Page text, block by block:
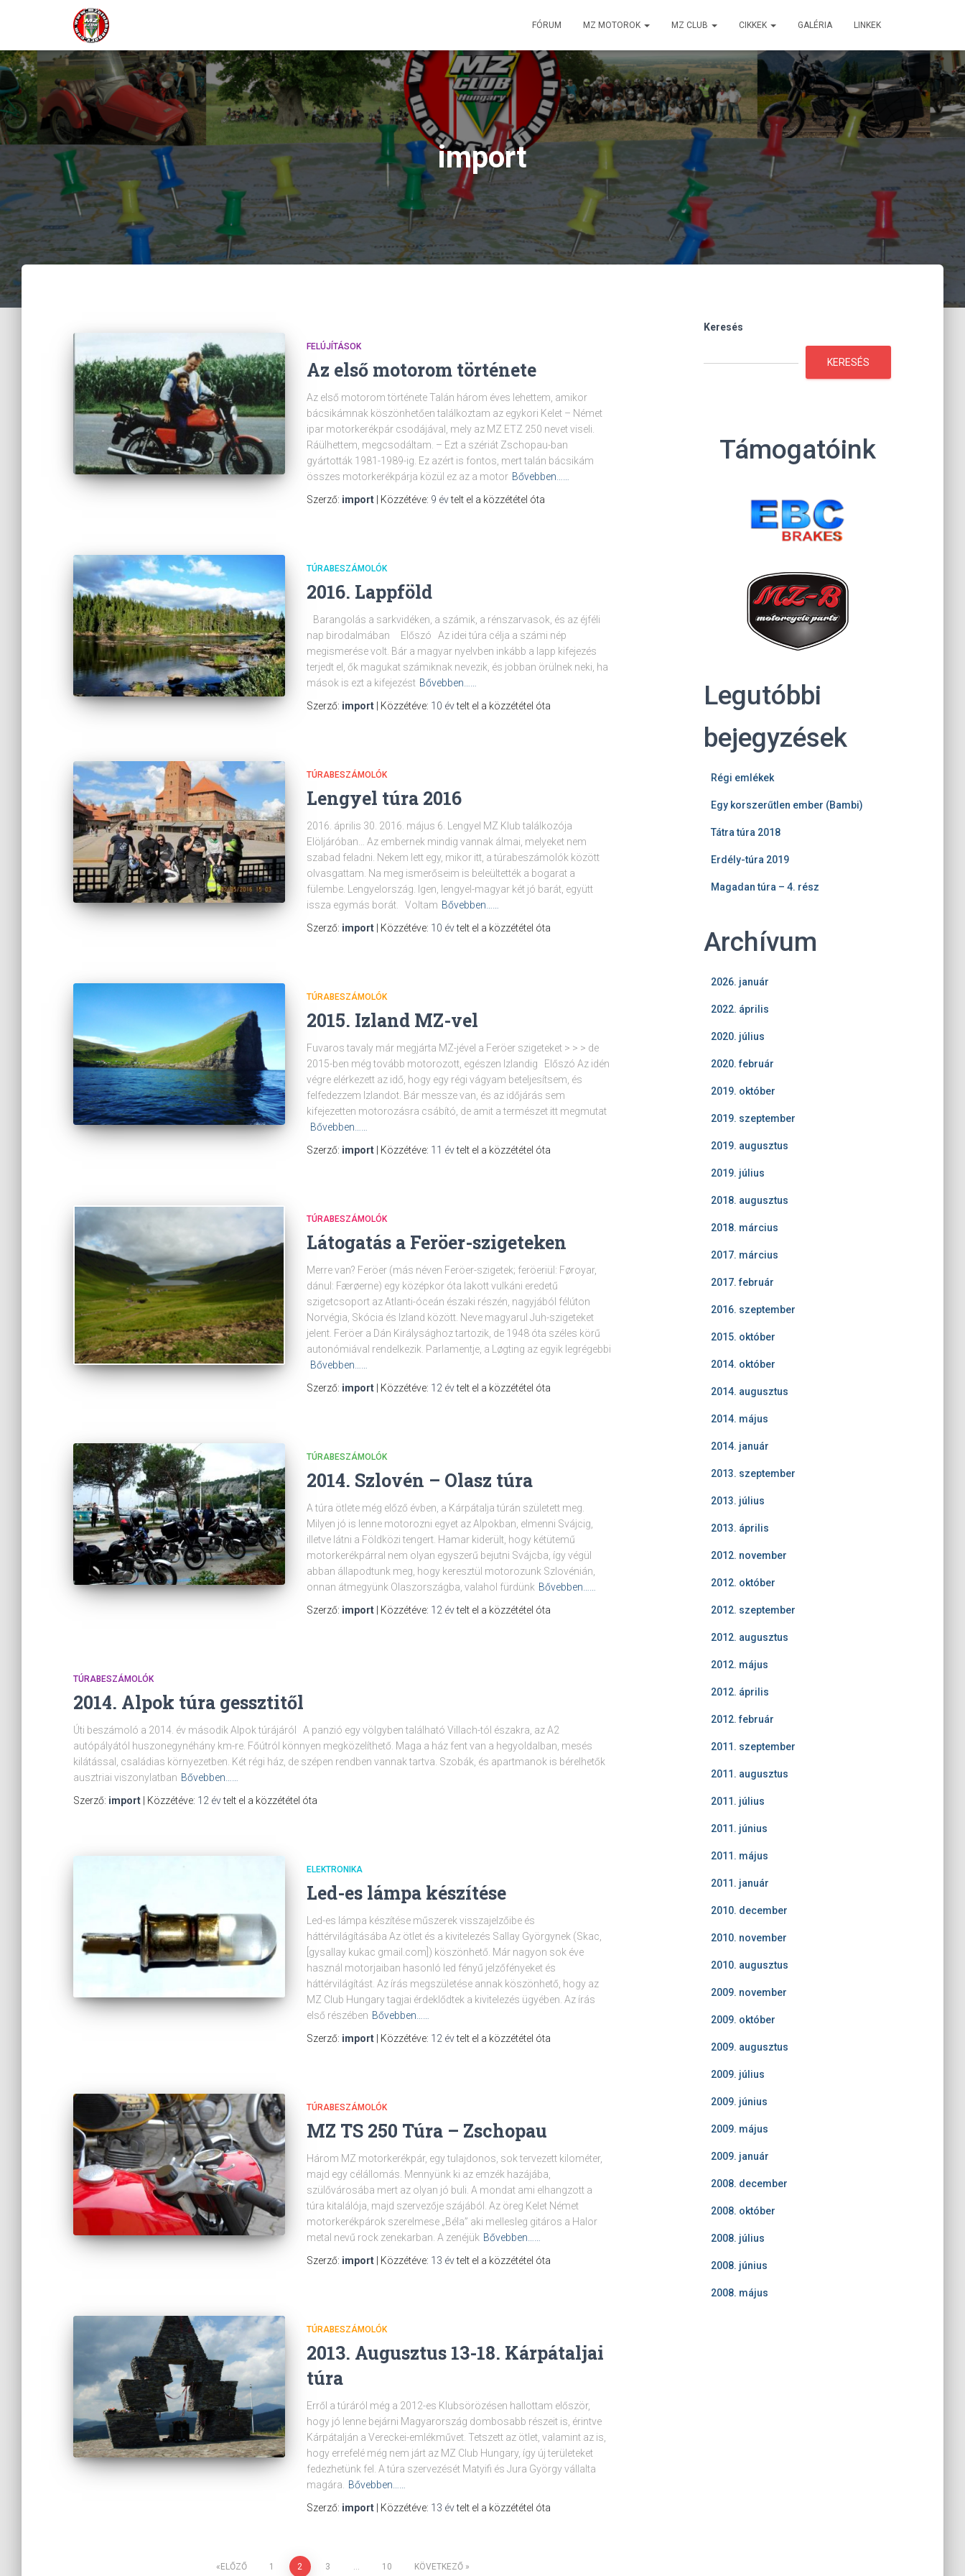
FÓRUM MZ MOTOROK MZ CLUB CIKKEK GALÉRIA LINKEK
import
FELÚJÍTÁSOK
Az első motorom története
Az első motorom története Talán három éves lehettem, amikor
bácsikámnak köszönhetően találkoztam az egykori Kelet – Német
ipar motorkerékpár csodájával, mely az MZ ETZ 250 nevet viseli.
Ráülhettem, megcsodáltam. – Ezt a szériát Zschopau-ban
gyártották 1981-1989-ig. Ez azért is fontos, mert talán bácsikám
összes motorkerékpárja közül ez az a motor Bővebben……
Szerző: import | Közzétéve: 9 évtelt el a közzététel óta
TÚRABESZÁMOLÓK
2016. Lappföld
Barangolás a sarkvidéken, a számik, a rénszarvasok, és az éjféli
nap birodalmában Előszó Az idei túra célja a számi nép
megismerése volt. Bár a magyar nyelvben inkább a lapp kifejezés
terjedt el, ők magukat számiknak nevezik, és jobban örülnek neki, ha
mások is ezt a kifejezést Bővebben……
Szerző: import | Közzétéve: 10 évtelt el a közzététel óta
TÚRABESZÁMOLÓK
Lengyel túra 2016
2016. április 30. 2016. május 6. Lengyel MZ Klub találkozója
Elöljáróban… Az embernek mindig vannak álmai, melyeket nem
szabad feladni. Nekem lett egy, mikor itt, a túrabeszámolók között
olvasgattam. Na meg ismerőseim is beleültették a bogarat a
fülembe. Lengyelország. Igen, lengyel-magyar két jó barát, együtt
issza egymás borát. Voltam Bővebben……
Szerző: import | Közzétéve: 10 évtelt el a közzététel óta
TÚRABESZÁMOLÓK
2015. Izland MZ-vel
Fuvaros tavaly már megjárta MZ-jével a Feröer szigeteket > > > de
2015-ben még tovább motorozott, egészen Izlandig Előszó Az idén
végre elérkezett az idő, hogy egy régi vágyam beteljesítsem, és
felfedezzem Izlandot. Bár messze van, és az időjárás sem
kifejezetten motorozásra csábító, de amit a természet itt megmutat
Bővebben……
Szerző: import | Közzétéve: 11 évtelt el a közzététel óta
TÚRABESZÁMOLÓK
Látogatás a Feröer-szigeteken
Merre van? Feröer (más néven Feröer-szigetek; feröeriül: Føroyar,
dánul: Færøerne) egy középkor óta lakott vulkáni eredetű
szigetcsoport az Atlanti-óceán északi részén, nagyjából félúton
Norvégia, Skócia és Izland között. Neve magyarul Juh-szigeteket
jelent. Feröer a Dán Királysághoz tartozik, de 1948 óta széles körű
autonómiával rendelkezik. Parlamentje, a Løgting az egyik legrégebbi
Bővebben……
Szerző: import | Közzétéve: 12 évtelt el a közzététel óta
TÚRABESZÁMOLÓK
2014. Szlovén – Olasz túra
A túra ötlete még előző évben, a Kárpátalja túrán született meg.
Milyen jó is lenne motorozni egyet az Alpokban, elmenni Svájcig,
illetve látni a Földközi tengert. Hamar kiderült, hogy kétütemű
motorkerékpárral nem olyan egyszerű bejutni Svájcba, így végül
abban állapodtunk meg, hogy keresztül motorozunk Szlovénián,
onnan átmegyünk Olaszországba, valahol fürdünk Bővebben……
Szerző: import | Közzétéve: 12 évtelt el a közzététel óta
TÚRABESZÁMOLÓK
2014. Alpok túra gessztitől
Úti beszámoló a 2014. év második Alpok túrájáról A panzió egy völgyben található Villach-tól északra, az A2
autópályától huszonegynéhány km-re. Főútról könnyen megközelíthető. Maga a ház fent van a hegyoldalban, mesés
kilátással, családias környezetben. Két régi ház, de szépen rendben vannak tartva. Szobák, és apartmanok is bérelhetők
ausztriai viszonylatban Bővebben……
Szerző: import | Közzétéve: 12 évtelt el a közzététel óta
ELEKTRONIKA
Led-es lámpa készítése
Led-es lámpa készítése műszerek visszajelzőibe és
háttérvilágításába Az ötlet és a kivitelezés Sallay Györgynek (Skac,
[gysallay kukac gmail.com]) köszönhető. Már nagyon sok éve
használ motorjaiban hasonló led fényű jelzőfényeket és
háttérvilágítást. Az írás megszületése annak köszönhető, hogy az
MZ Club Hungary tagjai érdeklődtek a kivitelezés ügyében. Az írás
első részében Bővebben……
Szerző: import | Közzétéve: 12 évtelt el a közzététel óta
TÚRABESZÁMOLÓK
MZ TS 250 Túra – Zschopau
Három MZ motorkerékpár, egy tulajdonos, sok tervezett kilométer,
majd egy célállomás. Mennyünk ki az emzék hazájába,
szülővárosába mert az olyan jó buli. A mondat ami elhangzott a
túra kitalálója, majd szervezője szájából. Az öreg Kelet Német
motorkerékpárok szerelmese „Béla” aki mellesleg gitáros a Halor
metal nevű rock zenekarban. A zenéjük Bővebben……
Szerző: import | Közzétéve: 13 évtelt el a közzététel óta
TÚRABESZÁMOLÓK
2013. Augusztus 13-18. Kárpátaljai
túra
Erről a túráról még a 2012-es Klubsörözésen hallottam először,
hogy jó lenne bejárni Magyarország dombosabb részeit is, érintve
Kárpátalján a Vereckei-emlékművet. Tetszett az ötlet, valamint az is,
hogy errefelé még nem járt az MZ Club Hungary, így új területeket
fedezhetünk fel. A túra szervezését Matyifi és Jura György vállalta
magára.
Bővebben……
Szerző: import | Közzétéve: 13 évtelt el a közzététel óta
ELŐZŐ 1 2 3 … 10 KÖVETKEZŐ
Keresés
KERESÉS
Támogatóink
Legutóbbi
bejegyzések
Régi emlékek
Egy korszerűtlen ember (Bambi)
Tátra túra 2018
Erdély-túra 2019
Magadan túra – 4. rész
Archívum
2026. január
2022. április
2020. július
2020. február
2019. október
2019. szeptember
2019. augusztus
2019. július
2018. augusztus
2018. március
2017. március
2017. február
2016. szeptember
2015. október
2014. október
2014. augusztus
2014. május
2014. január
2013. szeptember
2013. július
2013. április
2012. november
2012. október
2012. szeptember
2012. augusztus
2012. május
2012. április
2012. február
2011. szeptember
2011. augusztus
2011. július
2011. június
2011. május
2011. január
2010. december
2010. november
2010. augusztus
2009. november
2009. október
2009. augusztus
2009. július
2009. június
2009. május
2009. január
2008. december
2008. október
2008. július
2008. június
2008. május